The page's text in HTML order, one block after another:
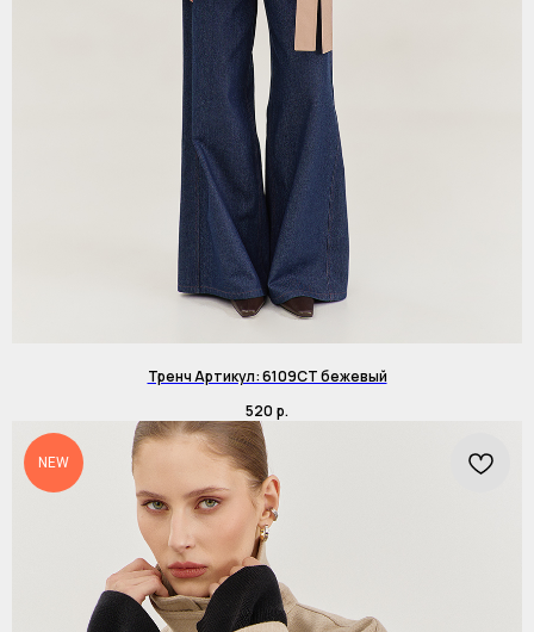
Тренч Артикул: 6109CT бежевый
520 р.
NEW